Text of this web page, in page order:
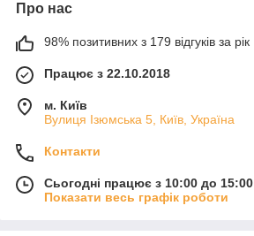
Про нас
98% позитивних з 179 відгуків за рік
Працює з 22.10.2018
м. Київ
Вулиця Ізюмська 5, Київ, Україна
Контакти
Сьогодні працює з 10:00 до 15:00
Показати весь графік роботи